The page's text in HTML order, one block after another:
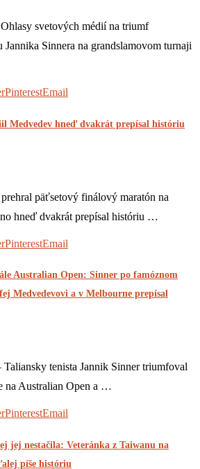
svetových médií na triumf
Jannika Sinnera na grandslamovom turnaji
PinterestEmail
Medvedev hneď dvakrát prepísal históriu
päťsetový finálový maratón na
hneď dvakrát prepísal históriu …
PinterestEmail
Australian Open: Sinner po famóznom
Medvedevovi a v Melbourne prepísal
tenista Jannik Sinner triumfoval
na Australian Open a …
PinterestEmail
jej nestačila: Veteránka z Taiwanu na
píše históriu